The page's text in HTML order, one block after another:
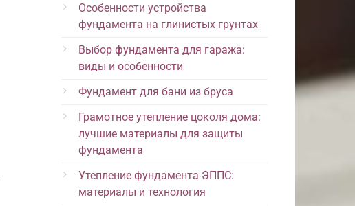
Особенности устройства
фундамента на глинистых грунтах
Выбор фундамента для гаража:
виды и особенности
Фундамент для бани из бруса
Грамотное утепление цоколя дома:
лучшие материалы для защиты
фундамента
Утепление фундамента ЭППС:
материалы и технология